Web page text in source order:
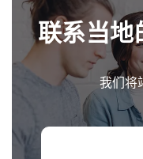
联系当
我们将